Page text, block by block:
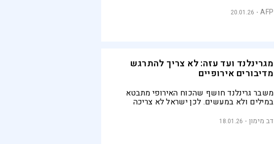
מכסים ויחסים טרנס-אטלנטיים
AFP
20.01.26
מגרינלנד ועד עזה: לא צריך להתרגש
מדיבורים אירופיים
משבר גרינלנד חושף שהכוח האירופי מתבטא
במילים ולא במעשים. לכן ישראל לא צריכה
מדינות שלא מצליחות לשמור את הגבולות שלהן
לא יצליחו לאכוף את הגבולות של מדינות אחרות
דב מימון 18.01.26